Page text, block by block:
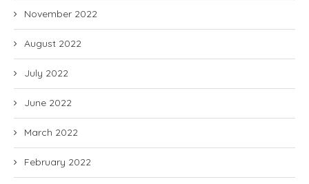
November 2022
August 2022
July 2022
June 2022
March 2022
February 2022